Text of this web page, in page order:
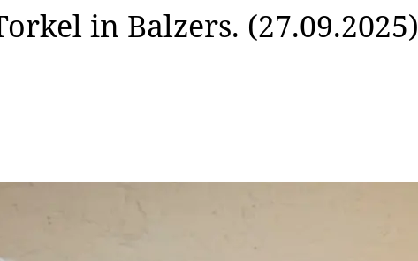
in Balzers. (27.09.2025)